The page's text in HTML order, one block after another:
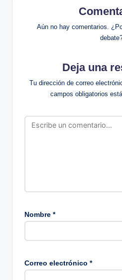
Aún no hay comentarios.
Deja una
Tu dirección de correo
campos obligatorios
Nombre *
Correo electrónico *